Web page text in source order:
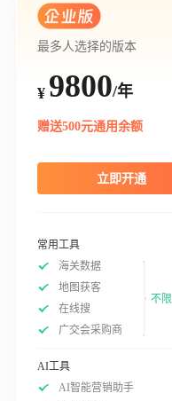
最多人选择的版本
¥ 9800/年
赠送500元通用余额
立即开通
常用工具
海关数据
地图获客
在线搜
广交会采购商
不限
AI工具
AI智能营销助手